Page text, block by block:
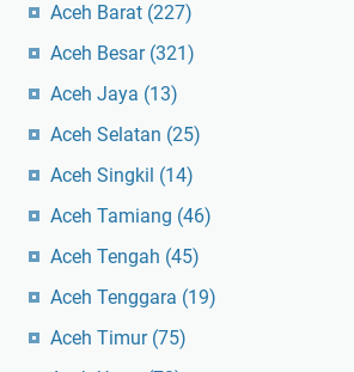
Aceh Barat (227)
Aceh Besar (321)
Aceh Jaya (13)
Aceh Selatan (25)
Aceh Singkil (14)
Aceh Tamiang (46)
Aceh Tengah (45)
Aceh Tenggara (19)
Aceh Timur (75)